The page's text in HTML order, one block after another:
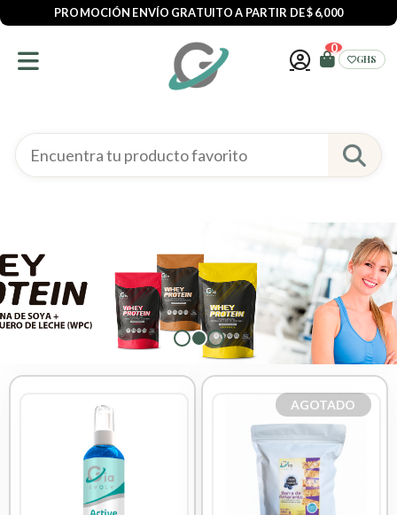
PROMOCIÓN ENVÍO GRATUITO A PARTIR DE $ 6,000
0
GHS
AGOTADO